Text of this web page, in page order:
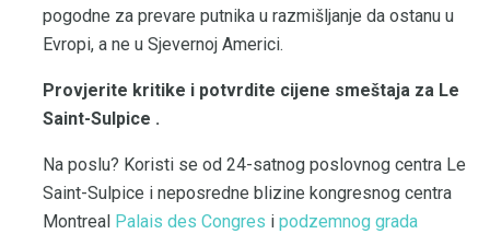
pogodne za prevare putnika u razmišljanje da ostanu u
Evropi, a ne u Sjevernoj Americi.
Provjerite kritike i potvrdite cijene smeštaja za Le
Saint-Sulpice .
Na poslu? Koristi se od 24-satnog poslovnog centra Le
Saint-Sulpice i neposredne blizine kongresnog centra
Montreal Palais des Congres i podzemnog grada